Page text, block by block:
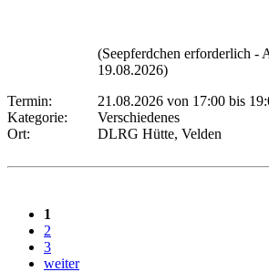
(Seepferdchen erforderlich -
19.08.2026)
Termin:
21.08.2026 von 17:00 bis
Kategorie:
Verschiedenes
Ort:
DLRG Hütte, Velden
1
2
3
weiter